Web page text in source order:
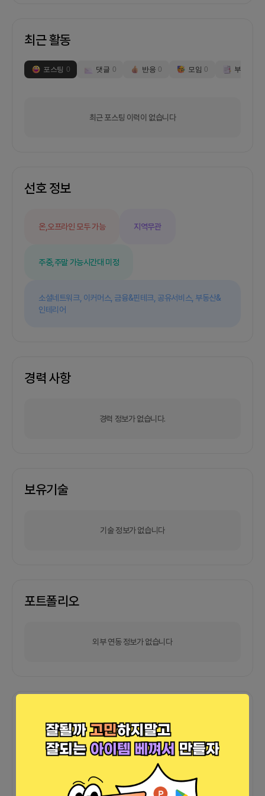
최근 활동
포스팅 0 댓글 0 반응 0 모임 0 부스
최근 포스팅 이력이 없습니다
선호 정보
온,오프라인 모두 가능 지역무관
주중,주말 가능시간대 미정
소셜네트워크, 이커머스, 금융&핀테크, 공유서비스, 부동산&
인테리어
경력 사항
경력 정보가 없습니다.
보유기술
기술 정보가 없습니다
포트폴리오
외부 연동 정보가 없습니다
커피챗 0 프로젝트 0 프로챗 0
아직 후기가 도착하지 않았습니다